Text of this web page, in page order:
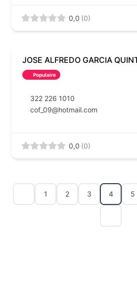
0,0 (0)
JOSE ALFREDO GARCIA
Populaire
322 226 1010
cof_09@hotmail.com
0,0 (0)
1 2 3 4 5